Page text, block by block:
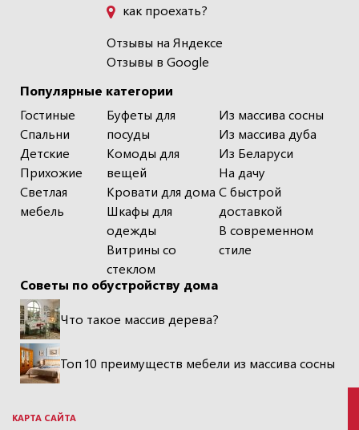
Популярные категории
Гостиные
Спальни
Детские
Прихожие
Светлая
мебель
Буфеты для
посуды
Комоды для
вещей
Кровати для дома
Шкафы для
одежды
Витрины со
стеклом
Из массива сосны
Из массива дуба
Из Беларуси
На дачу
С быстрой
доставкой
В современном
стиле
как проехать?
Отзывы на Яндексе
Отзывы в Google
Советы по обустройству дома
Что такое массив дерева?
Топ 10 преимуществ мебели из массива сосны
КАРТА САЙТА